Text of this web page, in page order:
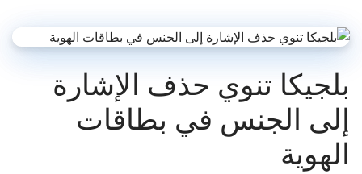
بلجيكا تنوي حذف الإشارة
إلى الجنس في بطاقات
الهوية